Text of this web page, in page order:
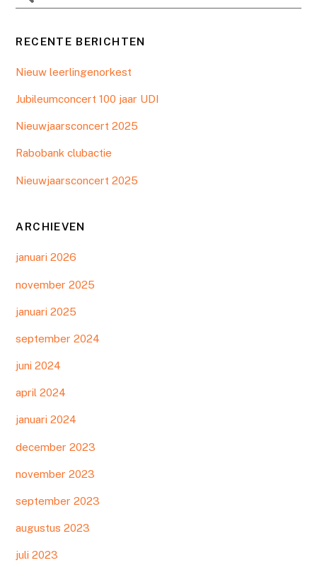
RECENTE BERICHTEN
Nieuw leerlingenorkest
Jubileumconcert 100 jaar UDI
Nieuwjaarsconcert 2025
Rabobank clubactie
Nieuwjaarsconcert 2025
ARCHIEVEN
januari 2026
november 2025
januari 2025
september 2024
juni 2024
april 2024
januari 2024
december 2023
november 2023
september 2023
augustus 2023
juli 2023